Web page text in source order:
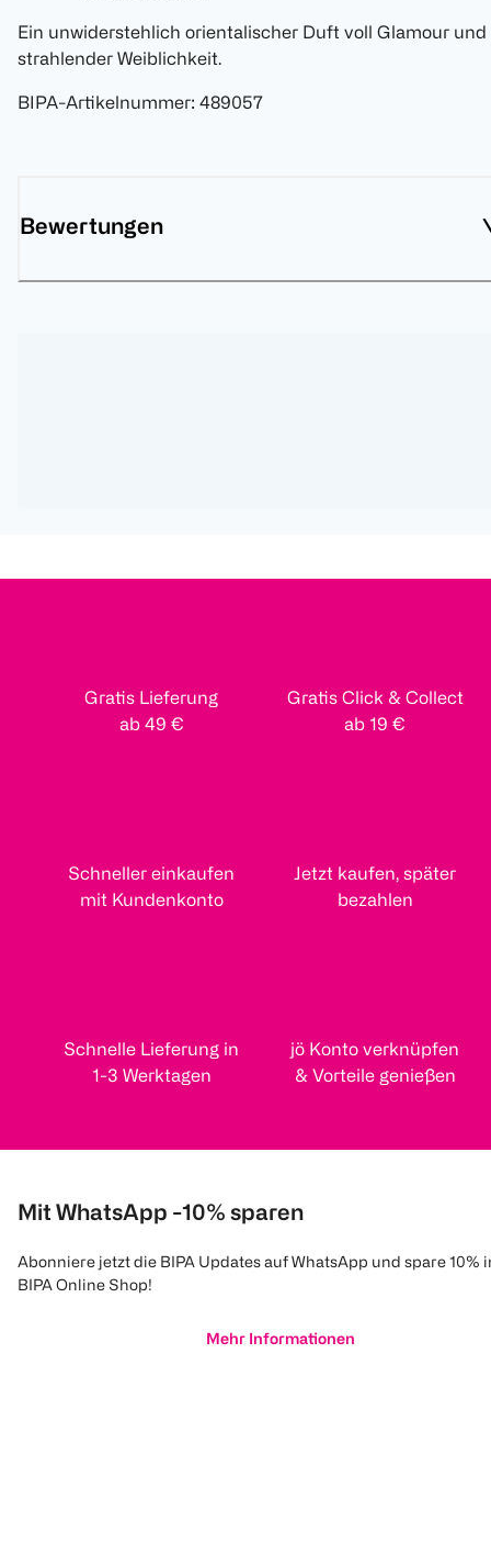
Ein unwiderstehlich orientalischer Duft voll Glamour und
strahlender Weiblichkeit.
BIPA-Artikelnummer: 489057
Bewertungen
Gratis Lieferung
ab 49 €
Gratis Click & Collect
ab 19 €
Schneller einkaufen
mit Kundenkonto
Jetzt kaufen, später
bezahlen
Schnelle Lieferung in
1-3 Werktagen
jö Konto verknüpfen
& Vorteile genießen
Mit WhatsApp -10% sparen
Abonniere jetzt die BIPA Updates auf WhatsApp und spare 10%
BIPA Online Shop!
Mehr Informationen